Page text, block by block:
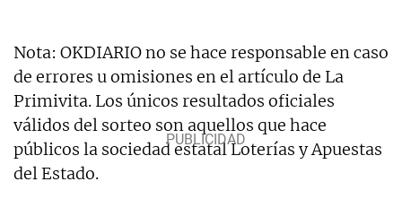
Nota: OKDIARIO no se hace responsable en caso
de errores u omisiones en el artículo de La
Primivita. Los únicos resultados oficiales
válidos del sorteo son aquellos que hace
públicos la sociedad estatal Loterías y Apuestas
del Estado.